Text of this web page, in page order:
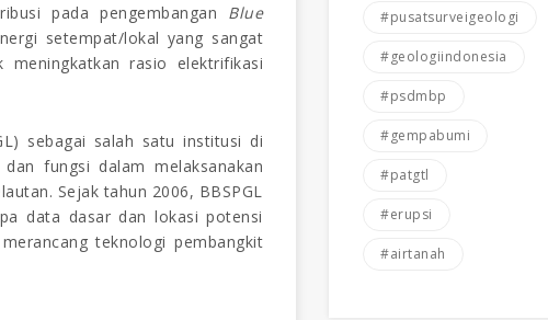
pada pengembangan Blue
setempat/lokal yang sangat
meningkatkan rasio elektrifikasi
sebagai salah satu institusi di
fungsi dalam melaksanakan
Sejak tahun 2006, BBSPGL
data dasar dan lokasi potensi
teknologi pembangkit
#pusatsurveigeologi
#geologiindonesia
#psdmbp
#gempabumi
#patgtl
#erupsi
#airtanah